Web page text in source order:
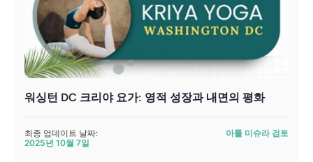
워싱턴 DC 크리야 요가: 영적 성장과 내면의 평화
최종 업데이트 날짜:
2025년 10월 7일
아툴 미슈라 검토